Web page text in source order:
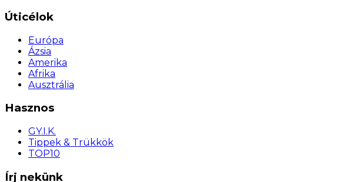
Úticélok
Európa
Ázsia
Amerika
Afrika
Ausztrália
Hasznos
GY.I.K.
Tippek & Trükkök
TOP10
Írj nekünk